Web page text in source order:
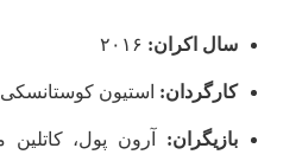
سال اکران:
کارگردان: استیون
بازیگران: آرون پول،